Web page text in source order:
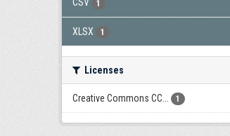
CSV 1
XLSX 1
Licenses
Creative Commons CC... 1